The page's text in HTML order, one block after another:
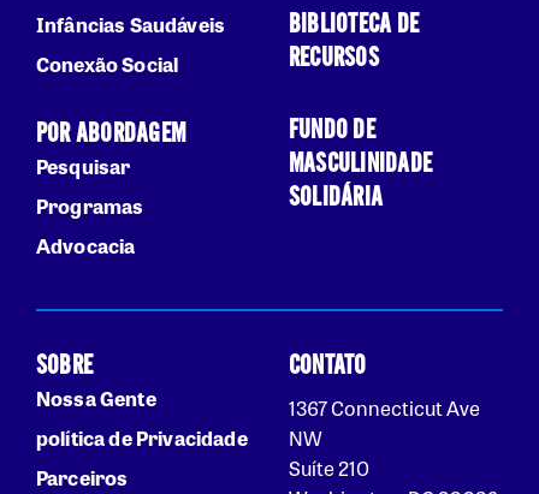
Infâncias Saudáveis
Conexão Social
POR ABORDAGEM
Pesquisar
Programas
Advocacia
BIBLIOTECA DE
RECURSOS
FUNDO DE
MASCULINIDADE
SOLIDÁRIA
SOBRE
Nossa Gente
política de Privacidade
Parceiros
CONTATO
1367 Connecticut Ave
NW
Suíte 210